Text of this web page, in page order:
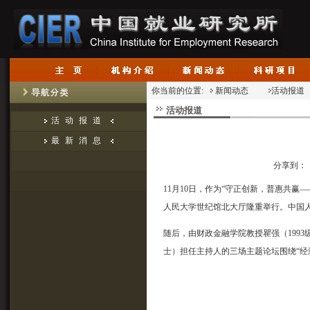
活动报道
最新消息
你当前的位置: 新闻动态 活动报道
活动报道
分享到：
11月10日，作为“守正创新，普惠共赢
人民大学世纪馆北大厅隆重举行。中
随后，由财政金融学院教授瞿强（
士）担任主持人的三场主题论坛围绕“